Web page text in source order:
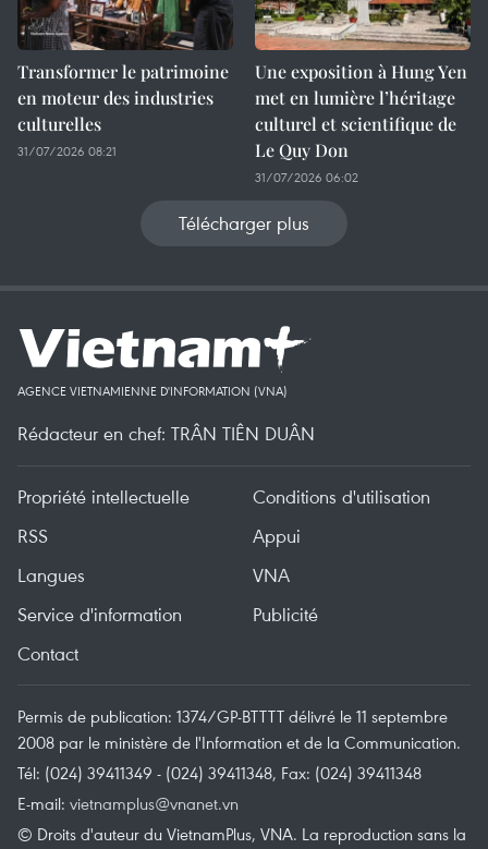
Transformer le patrimoine
en moteur des industries
culturelles
31/07/2026 08:21
Une exposition à Hung Yen
met en lumière l’héritage
culturel et scientifique de
Le Quy Don
31/07/2026 06:02
Télécharger plus
AGENCE VIETNAMIENNE D'INFORMATION (VNA)
Rédacteur en chef: TRÂN TIÊN DUÂN
Propriété intellectuelle
Conditions d'utilisation
RSS
Appui
Langues
VNA
Service d'information
Publicité
Contact
Permis de publication: 1374/GP-BTTTT délivré le 11 septembre
2008 par le ministère de l'Information et de la Communication.
Tél: (024) 39411349 - (024) 39411348, Fax: (024) 39411348
E-mail: vietnamplus@vnanet.vn
© Droits d'auteur du VietnamPlus, VNA. La reproduction sans la